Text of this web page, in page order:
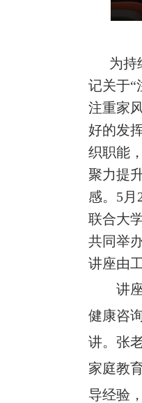
为持
记关于“
注重家
好的发
织职能
聚力提
感。 5月
联合大
共同举
讲座由
讲
健康咨
讲。张
家庭教
导经验